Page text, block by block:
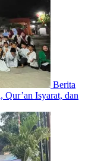
Berita
Isyarat, dan